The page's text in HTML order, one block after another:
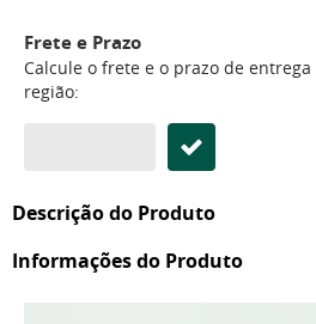
Frete e Prazo
Calcule o frete e o prazo de
região:
Descrição do Produto
Informações do Produto